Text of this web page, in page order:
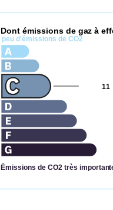
Dont émissions de gaz à
peu d'émissions de CO2
Émissions de CO2 très
11